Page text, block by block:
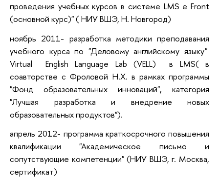
проведения учебных курсов в системе LMS e Front
(основной курс)" ( НИУ ВШЭ, Н. Новгород)
ноябрь 2011- разработка методики преподавания
учебного курса по "Деловому английскому языку"
Virtual English Language Lab (VELL) в LMS( в
соавторстве с Фроловой Н.Х. в рамках программы
"Фонд образовательных инноваций", категория
"Лучшая разработка и внедрение новых
образовательных продуктов").
апрель 2012- программа краткосрочного повышения
квалификации "Академическое письмо и
сопутствующие компетенции" (НИУ ВШЭ, г. Москва,
сертификат)